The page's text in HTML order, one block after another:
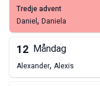
tredje advent
Daniel, Daniela
12 Måndag
Alexander, Alexis